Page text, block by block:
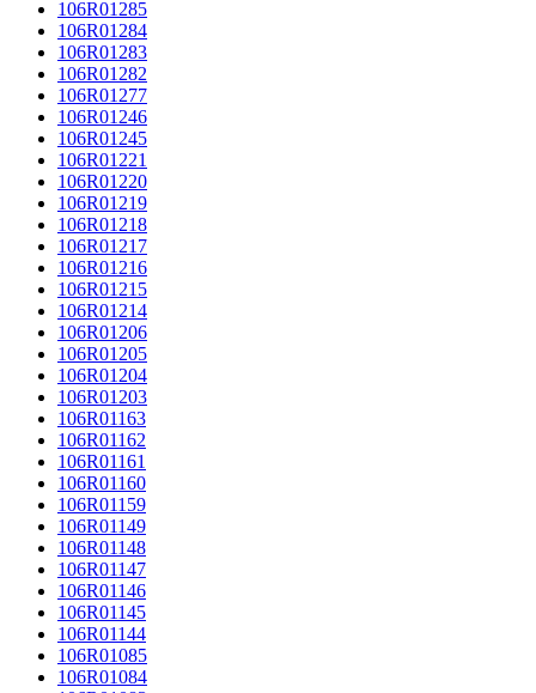
106R01285
106R01284
106R01283
106R01282
106R01277
106R01246
106R01245
106R01221
106R01220
106R01219
106R01218
106R01217
106R01216
106R01215
106R01214
106R01206
106R01205
106R01204
106R01203
106R01163
106R01162
106R01161
106R01160
106R01159
106R01149
106R01148
106R01147
106R01146
106R01145
106R01144
106R01085
106R01084